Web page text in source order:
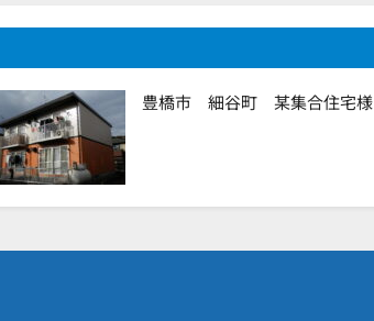
豊橋市 細谷町 某集合住宅様